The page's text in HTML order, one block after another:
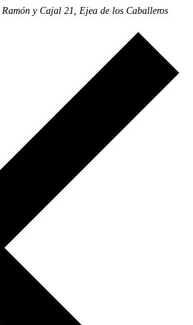
Ramón y Cajal 21, Ejea de los Caballeros